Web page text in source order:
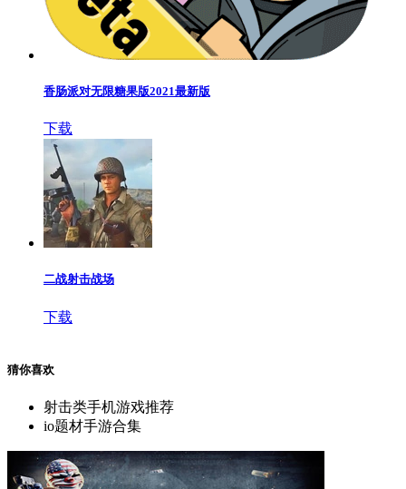
香肠派对无限糖果版2021最新版
下载
二战射击战场
下载
猜你喜欢
射击类手机游戏推荐
io题材手游合集